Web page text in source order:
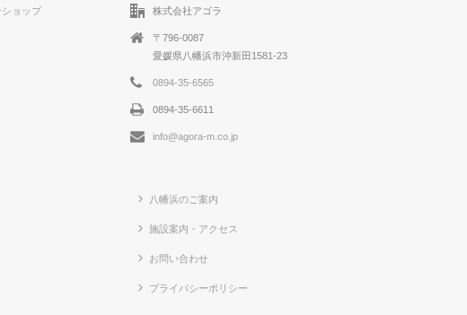
ョップ 株式会社アゴラ
〒796-0087
愛媛県八幡浜市沖新田1581-23
0894-35-6565
0894-35-6611
info@agora-m.co.jp
八幡浜のご案内
施設案内・アクセス
お問い合わせ
プライバシーポリシー